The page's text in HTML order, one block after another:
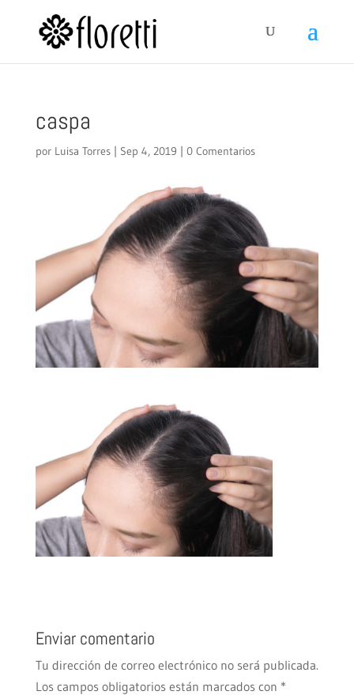
caspa
por Luisa Torres| Sep 4, 2019 | 0 Comentarios
Enviar comentario
Tu dirección de correo electrónico no será publicada.
Los campos obligatorios están marcados con *